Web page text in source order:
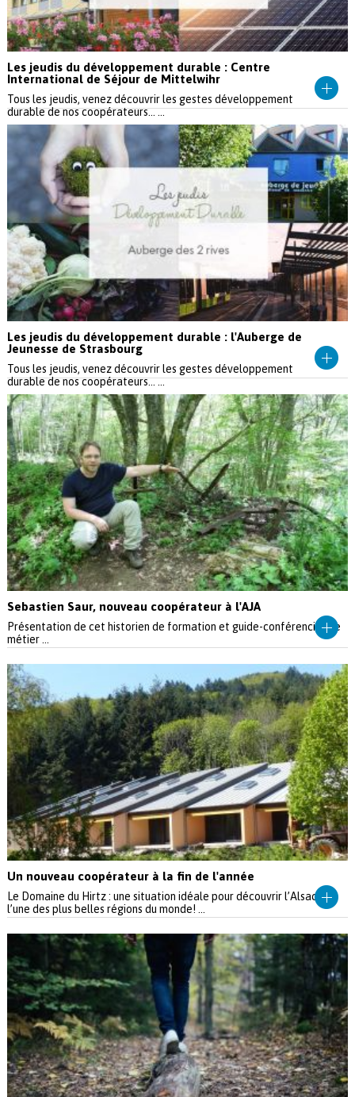
Les jeudis du développement durable : Centre
International de Séjour de Mittelwihr
Tous les jeudis, venez découvrir les gestes développement
durable de nos coopérateurs... ...
Les jeudis du développement durable : l'Auberge de
Jeunesse de Strasbourg
Tous les jeudis, venez découvrir les gestes développement
durable de nos coopérateurs... ...
Sebastien Saur, nouveau coopérateur à l'AJA
Présentation de cet historien de formation et guide-conférencier de
métier ...
Un nouveau coopérateur à la fin de l'année
Le Domaine du Hirtz : une situation idéale pour découvrir l’Alsace,
l’une des plus belles régions du monde! ...